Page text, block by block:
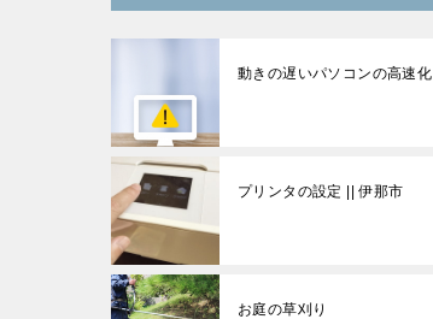
動きの遅いパソコンの高速化
プリンタの設定 || 伊那市
お庭の草刈り